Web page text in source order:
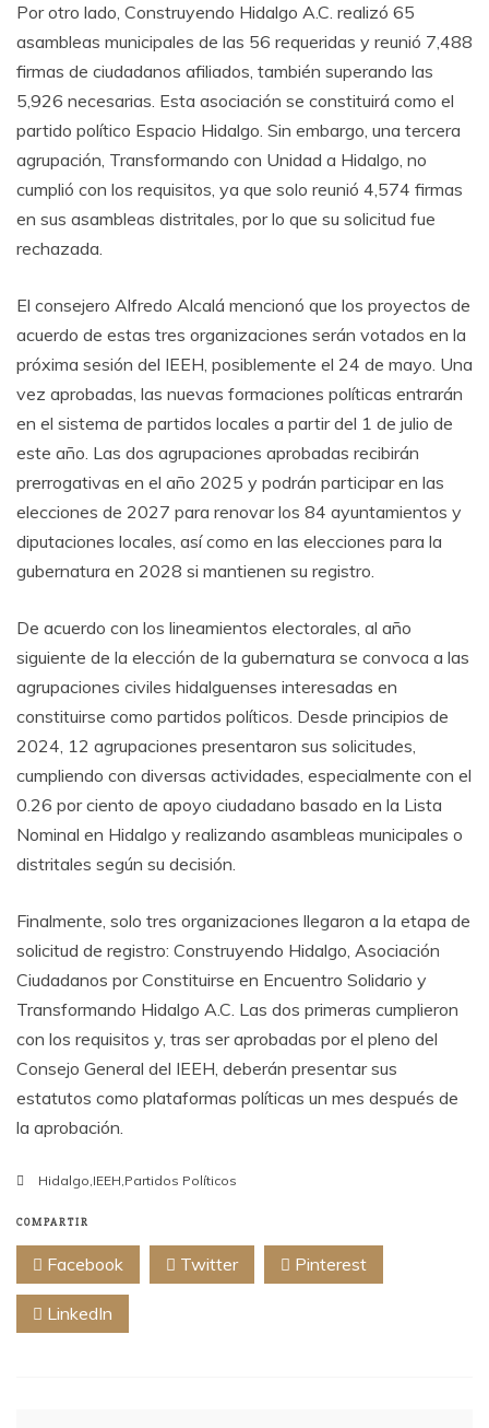
Por otro lado, Construyendo Hidalgo A.C. realizó 65
asambleas municipales de las 56 requeridas y reunió 7,488
firmas de ciudadanos afiliados, también superando las
5,926 necesarias. Esta asociación se constituirá como el
partido político Espacio Hidalgo. Sin embargo, una tercera
agrupación, Transformando con Unidad a Hidalgo, no
cumplió con los requisitos, ya que solo reunió 4,574 firmas
en sus asambleas distritales, por lo que su solicitud fue
rechazada.
El consejero Alfredo Alcalá mencionó que los proyectos de
acuerdo de estas tres organizaciones serán votados en la
próxima sesión del IEEH, posiblemente el 24 de mayo. Una
vez aprobadas, las nuevas formaciones políticas entrarán
en el sistema de partidos locales a partir del 1 de julio de
este año. Las dos agrupaciones aprobadas recibirán
prerrogativas en el año 2025 y podrán participar en las
elecciones de 2027 para renovar los 84 ayuntamientos y
diputaciones locales, así como en las elecciones para la
gubernatura en 2028 si mantienen su registro.
De acuerdo con los lineamientos electorales, al año
siguiente de la elección de la gubernatura se convoca a las
agrupaciones civiles hidalguenses interesadas en
constituirse como partidos políticos. Desde principios de
2024, 12 agrupaciones presentaron sus solicitudes,
cumpliendo con diversas actividades, especialmente con el
0.26 por ciento de apoyo ciudadano basado en la Lista
Nominal en Hidalgo y realizando asambleas municipales o
distritales según su decisión.
Finalmente, solo tres organizaciones llegaron a la etapa de
solicitud de registro: Construyendo Hidalgo, Asociación
Ciudadanos por Constituirse en Encuentro Solidario y
Transformando Hidalgo A.C. Las dos primeras cumplieron
con los requisitos y, tras ser aprobadas por el pleno del
Consejo General del IEEH, deberán presentar sus
estatutos como plataformas políticas un mes después de
la aprobación.
Hidalgo,IEEH,Partidos Políticos
COMPARTIR
Facebook Twitter Pinterest
LinkedIn